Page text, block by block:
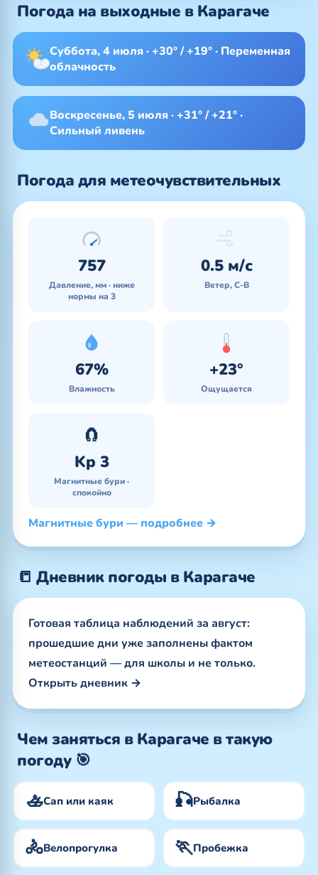
Погода на выходные в Карагаче
Суббота, 4 июля · +30° / +19° · Переменная
облачность
Воскресенье, 5 июля · +31° / +21° ·
Сильный ливень
Погода для метеочувствительных
757
Давление, мм · ниже
нормы на 3
0.5 м/с
Ветер, С-В
67%
Влажность
+23°
Ощущается
🧲
Kp 3
Магнитные бури ·
спокойно
Магнитные бури — подробнее →
📒 Дневник погоды в Карагаче
Готовая таблица наблюдений за август:
прошедшие дни уже заполнены фактом
метеостанций — для школы и не только.
Открыть дневник →
Чем заняться в Карагаче в такую
погоду 🎯
🚣Сап или каяк 🎣Рыбалка
🚴Велопрогулка 🏃Пробежка